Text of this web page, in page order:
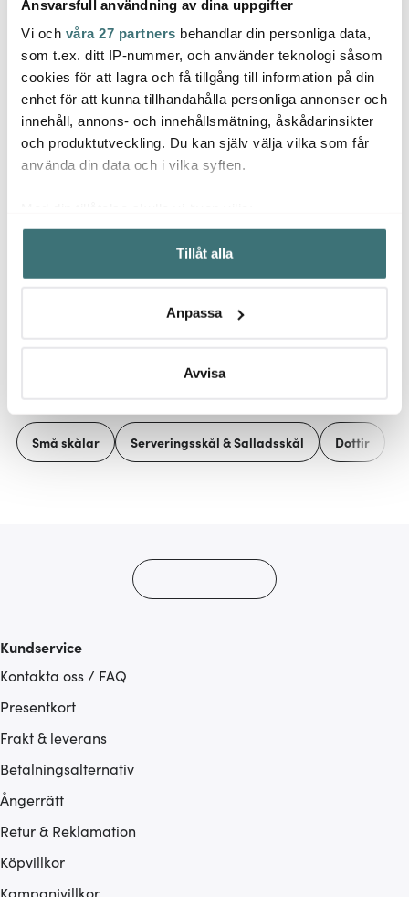
Ansvarsfull användning av dina uppgifter
Vi och våra 27 partners behandlar din personliga data,
som t.ex. ditt IP-nummer, och använder teknologi såsom
cookies för att lagra och få tillgång till information på din
enhet för att kunna tillhandahålla personliga annonser och
innehåll, annons- och innehållsmätning, åskådarinsikter
och produktutveckling. Du kan själv välja vilka som får
använda din data och i vilka syften.
Samla in information om din geografiska plats som
kan ha en noggrannhet på upp till flera meter
Identifiera din enhet genom att aktivt skanna den för
Ta reda på mer om hur dina personliga uppgifter
Du kan ändra eller dra tillbaka ditt samtycke när som
Vi använder cookies för att innehållet och annonserna
ska anpassas efter det som vi tror att du tycker om. Det
Tillåt alla
Anpassa
Avvisa
Dottir
Pipanella ljushållare
vägg 11,5 cm grön
519 kr
Få i lager
Dottir
Pipanella ljushållare
vägg 11,5 cm midnight
519 kr
I lager
Låt dig inspireras av våra kunder
Små skålar Serveringsskål & Salladsskål Dottir
Kundservice
Kontakta oss / FAQ
Presentkort
Frakt & leverans
Betalningsalternativ
Ångerrätt
Retur & Reklamation
Köpvillkor
Kampanjvillkor